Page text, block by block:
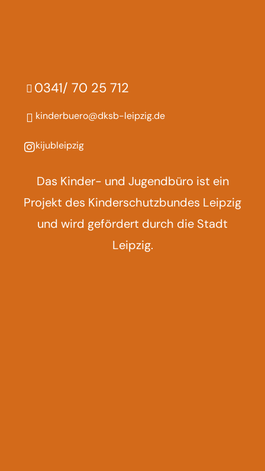
0341/ 70 25 712
kinderbuero@dksb-leipzig.de
kijubleipzig
Das Kinder- und Jugendbüro ist ein
Projekt des Kinderschutzbundes Leipzig
und wird gefördert durch die Stadt
Leipzig.